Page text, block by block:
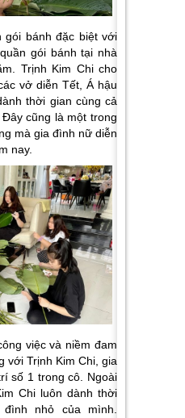
gói bánh đặc biệt với
gói bánh tại nhà
Trịnh Kim Chi cho
vở diễn Tết, Á hậu
thời gian cùng cả
cũng là một trong
mà gia đình nữ diễn
nay.
việc và niềm đam
với Trịnh Kim Chi, gia
số 1 trong cô. Ngoài
Chi luôn dành thời
nhỏ của mình.